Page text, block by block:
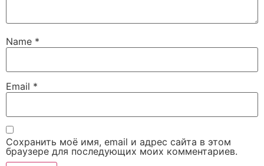
Name *
Email *
Сохранить моё имя, email и адрес сайта в этом
браузере для последующих моих комментариев.